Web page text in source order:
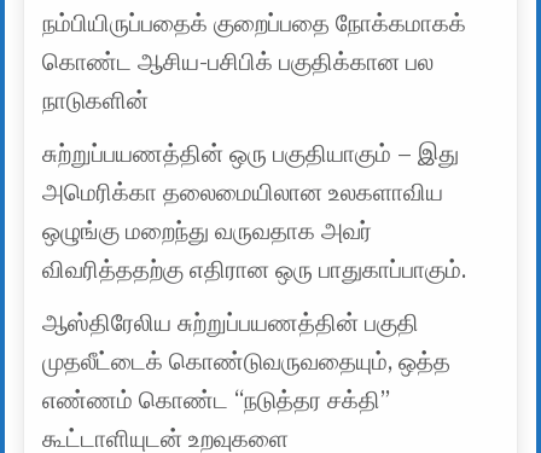
நம்பியிருப்பதைக் குறைப்பதை நோக்கமாகக்
கொண்ட ஆசிய-பசிபிக் பகுதிக்கான பல
நாடுகளின்
சுற்றுப்பயணத்தின் ஒரு பகுதியாகும் – இது
அமெரிக்கா தலைமையிலான உலகளாவிய
ஒழுங்கு மறைந்து வருவதாக அவர்
விவரித்ததற்கு எதிரான ஒரு பாதுகாப்பாகும்.
ஆஸ்திரேலிய சுற்றுப்பயணத்தின் பகுதி
முதலீட்டைக் கொண்டுவருவதையும், ஒத்த
எண்ணம் கொண்ட “நடுத்தர சக்தி”
கூட்டாளியுடன் உறவுகளை